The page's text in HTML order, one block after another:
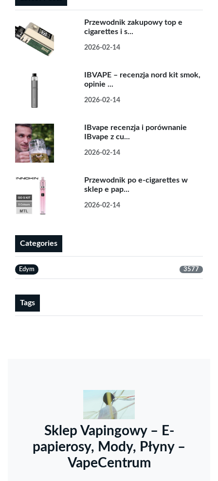
Przewodnik zakupowy top e
cigarettes i s...
2026-02-14
IBVAPE – recenzja nord kit smok,
opinie ...
2026-02-14
IBvape recenzja i porównanie
IBvape z cu...
2026-02-14
Przewodnik po e-cigarettes w
sklep e pap...
2026-02-14
Categories
Edym 3577
Tags
Sklep Vapingowy – E-
papierosy, Mody, Płyny –
VapeCentrum